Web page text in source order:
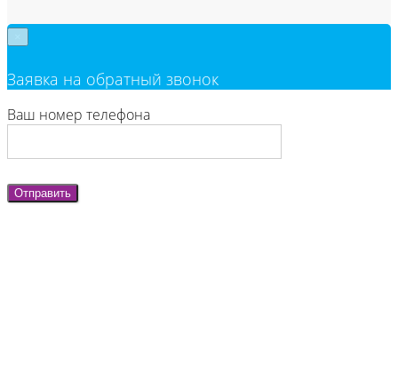
Заявка на обратный звонок
Ваш номер телефона
Отправить